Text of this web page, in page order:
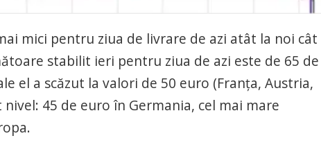
mici pentru ziua de livrare de azi atât la noi cât
stabilit ieri pentru ziua de azi este de 65 de
el a scăzut la valori de 50 euro (Franța, Austria,
45 de euro în Germania, cel mai mare